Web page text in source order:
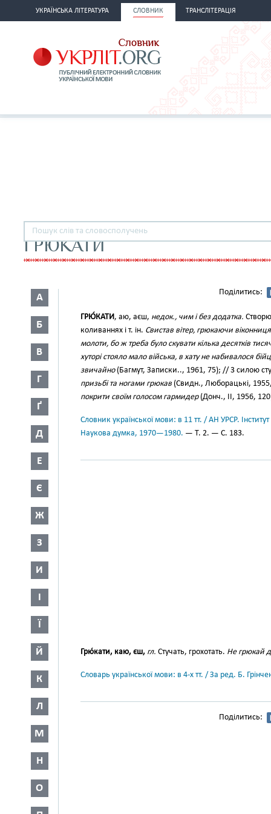
УКРАЇНСЬКА ЛІТЕРАТУРА СЛОВНИК ТРАНСЛІТЕРАЦІЯ
ГРЮКАТИ
А
Б
В
Г
Ґ
Д
Е
Є
Ж
З
И
І
Ї
Й
К
Л
М
Н
О
Поділитись:
ГРЮ́КАТИ, аю, аєш, недок., чим і без додатка.
коливаннях і т. ін. Свистав вітер, грюкаючи
молоти, бо ж треба було скувати кілька десятків
хуторі стояло мало війська, в хату не набивалося
звичайно(Багмут, Записки.., 1961, 75); // 3 силою
призьбі та ногами грюкав (Свидн., Люборацькі,
покрити своїм голосом гармидер(Донч., II, 1956,
Словник української мови: в 11 тт. / АН УРСР.
Наукова думка, 1970—1980. — Т. 2. — С. 183.
Грю́кати, каю, єш, гл. Стучать, грохотать. Не грюкай
Словарь української мови: в 4-х тт. / За ред. Б.
Поділитись: